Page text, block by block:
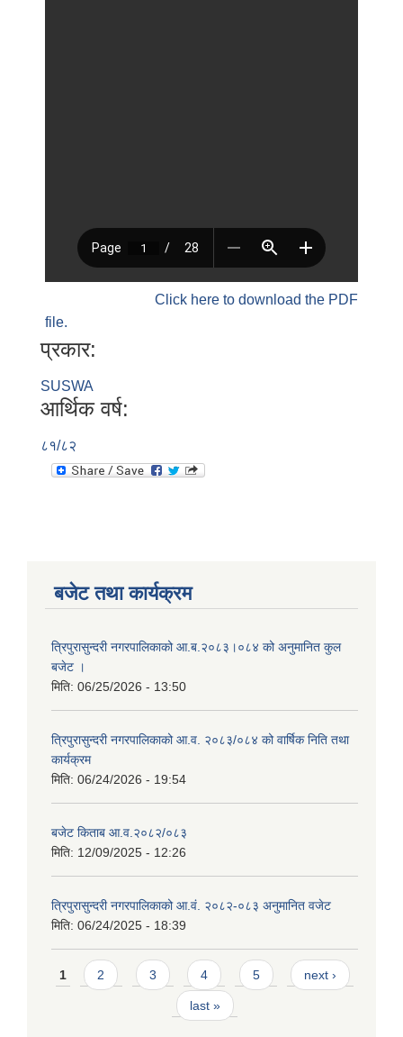
Click here to download the PDF
file.
प्रकार:
SUSWA
आर्थिक वर्ष:
८१/८२
बजेट तथा कार्यक्रम
त्रिपुरासुन्दरी नगरपालिकाको आ.ब.२०८३।०८४ को अनुमानित कुल
बजेट ।
मिति: 06/25/2026 - 13:50
त्रिपुरासुन्दरी नगरपालिकाको आ.व. २०८३/०८४ को वार्षिक निति तथा
कार्यक्रम
मिति: 06/24/2026 - 19:54
बजेट किताब आ.व.२०८२/०८३
मिति: 12/09/2025 - 12:26
त्रिपुरासुन्दरी नगरपालिकाको आ.वं. २०८२-०८३ अनुमानित वजेट
मिति: 06/24/2025 - 18:39
Pages
1 2 3 4 5 next ›
last »